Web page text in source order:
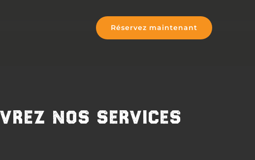
Réservez maintenant
NOS SERVICES